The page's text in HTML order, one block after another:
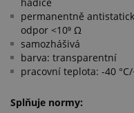
permanentně
odpor <10⁹ Ω
samozhášivá
barva: transparentní
pracovní teplota: -40
Splňuje normy: